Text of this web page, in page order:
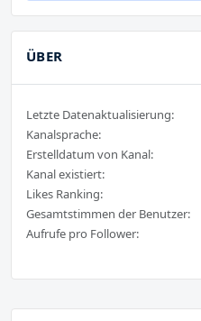
ÜBER
Letzte Datenaktualisierung:
Kanalsprache:
Erstelldatum von Kanal:
Kanal existiert:
Likes Ranking:
Gesamtstimmen der Benutzer:
Aufrufe pro Follower: